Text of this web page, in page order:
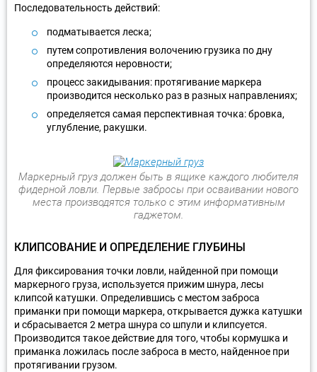
Последовательность действий:
подматывается леска;
путем сопротивления волочению грузика по дну
определяются неровности;
процесс закидывания: протягивание маркера
производится несколько раз в разных направлениях;
определяется самая перспективная точка: бровка,
углубление, ракушки.
Маркерный груз должен быть в ящике каждого любителя
фидерной ловли. Первые забросы при осваивании нового
места производятся только с этим информативным
гаджетом.
КЛИПСОВАНИЕ И ОПРЕДЕЛЕНИЕ ГЛУБИНЫ
Для фиксирования точки ловли, найденной при помощи
маркерного груза, используется прижим шнура, лесы
клипсой катушки. Определившись с местом заброса
приманки при помощи маркера, открывается дужка катушки
и сбрасывается 2 метра шнура со шпули и клипсуется.
Производится такое действие для того, чтобы кормушка и
приманка ложилась после заброса в место, найденное при
протягивании грузом.